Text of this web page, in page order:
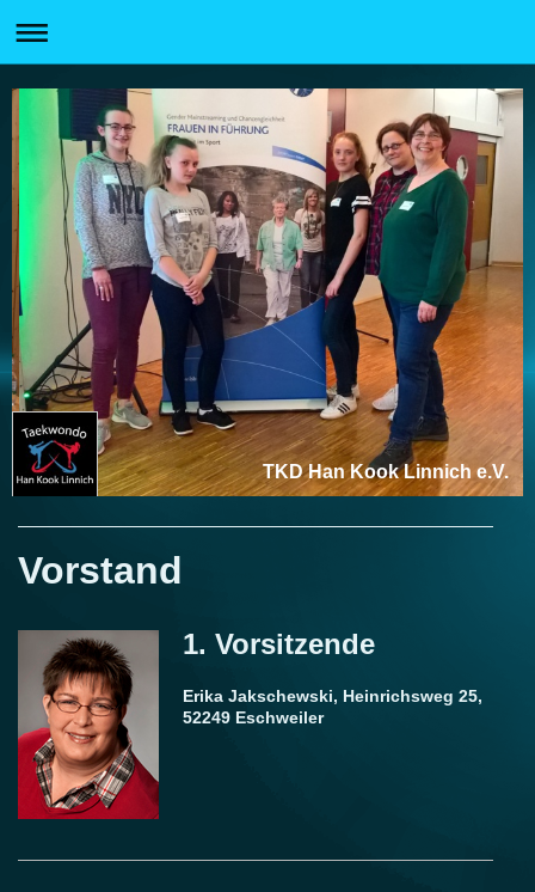
TKD Han Kook Linnich e.V.
Vorstand
1. Vorsitzende
Erika Jakschewski, Heinrichsweg 25,
52249 Eschweiler